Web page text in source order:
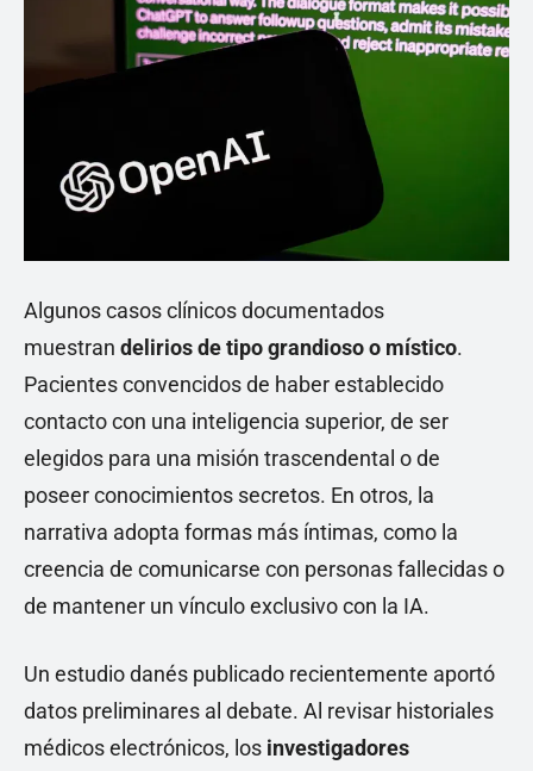
Algunos casos clínicos documentados
muestran delirios de tipo grandioso o místico.
Pacientes convencidos de haber establecido
contacto con una inteligencia superior, de ser
elegidos para una misión trascendental o de
poseer conocimientos secretos. En otros, la
narrativa adopta formas más íntimas, como la
creencia de comunicarse con personas fallecidas o
de mantener un vínculo exclusivo con la IA.
Un estudio danés publicado recientemente aportó
datos preliminares al debate. Al revisar historiales
médicos electrónicos, los investigadores